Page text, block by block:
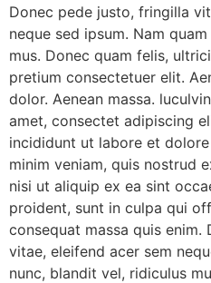
Donec pede justo, fringilla
neque sed ipsum. Nam
mus. Donec quam felis,
pretium consectetuer elit.
dolor. Aenean massa.
amet, consectet adipiscing
incididunt ut labore et
minim veniam, quis nostrud
nisi ut aliquip ex ea sint
proident, sunt in culpa qui
consequat massa quis
vitae, eleifend acer sem
nunc, blandit vel, ridiculus